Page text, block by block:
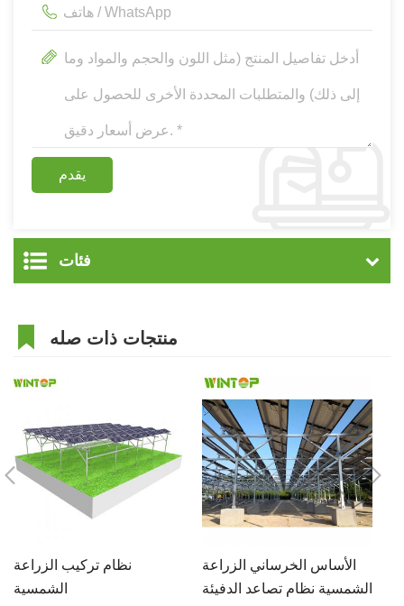
فئات
منتجات ذات صله
نظام تركيب الزراعة
الشمسية
الأساس الخرساني الزراعة
الشمسية نظام تصاعد الدفيئة